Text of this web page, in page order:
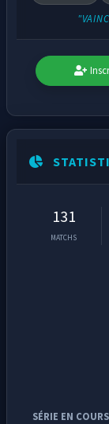
131
MATCHS
SÉRIE EN COURS